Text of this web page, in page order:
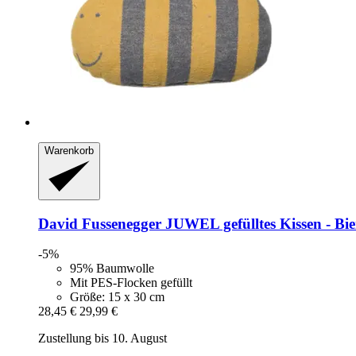
Warenkorb
David Fussenegger JUWEL gefülltes Kissen -​
-5%
95% Baumwolle
Mit PES-Flocken gefüllt
Größe: 15 x 30 cm
28,45 € 29,99 €
Zustellung bis 10. August